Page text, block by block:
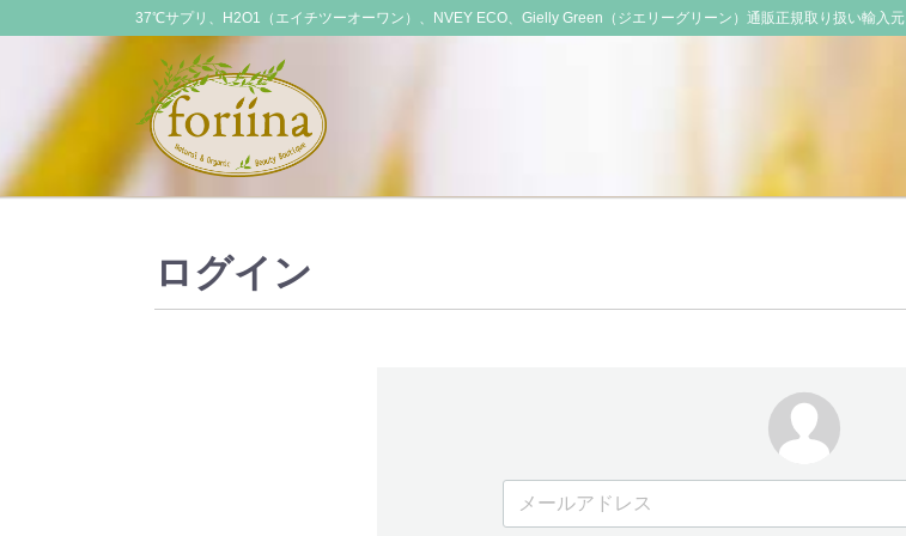
37℃サプリ、H2O1（エイチツーオーワン）、NVEY ECO、Gielly Green（ジエリーグリーン）通販正規取り扱い輸入元
ログイン